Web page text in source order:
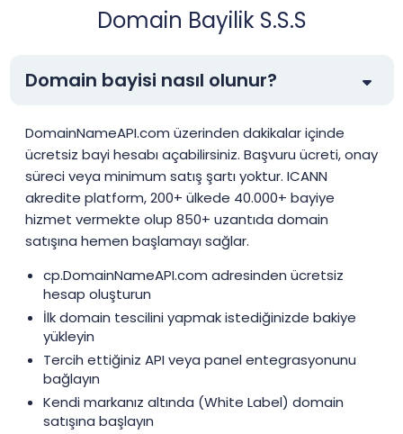
Domain Bayilik S.S.S
Domain bayisi nasıl olunur?
DomainNameAPI.com üzerinden dakikalar içinde
ücretsiz bayi hesabı açabilirsiniz. Başvuru ücreti, onay
süreci veya minimum satış şartı yoktur. ICANN
akredite platform, 200+ ülkede 40.000+ bayiye
hizmet vermekte olup 850+ uzantıda domain
satışına hemen başlamayı sağlar.
cp.DomainNameAPI.com adresinden ücretsiz
hesap oluşturun
İlk domain tescilini yapmak istediğinizde bakiye
yükleyin
Tercih ettiğiniz API veya panel entegrasyonunu
bağlayın
Kendi markanız altında (White Label) domain
satışına başlayın